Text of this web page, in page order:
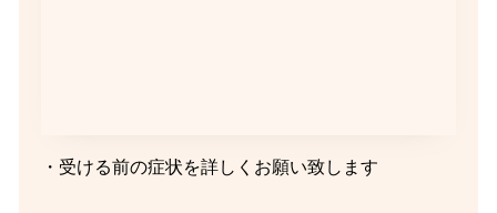
・受ける前の症状を詳しくお願い致します